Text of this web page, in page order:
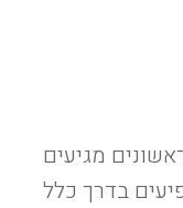
מגיעים
בדרך כלל